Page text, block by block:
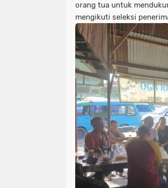
orang tua untuk
mengikuti seleksi